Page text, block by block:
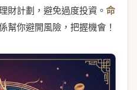
財計劃，避免過度投資。 命
幫你避開風險，把握機會！